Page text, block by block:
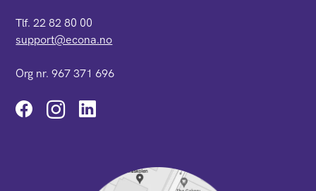
Tlf. 22 82 80 00
support@econa.no
Org nr. 967 371 696
Instagram